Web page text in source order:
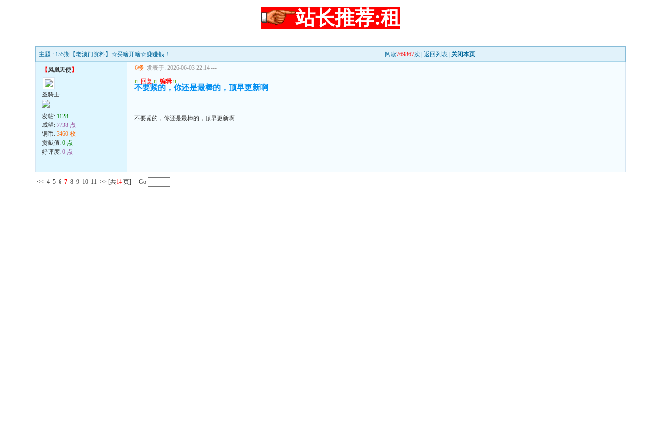
站长推荐:租
主题 : 155期【老澳门资料】☆买啥开啥☆赚赚钱！ 阅读769867次 | 返回列表 关闭本页
【凤凰天使】
圣骑士
发帖: 1128
威望: 7738 点
铜币: 3460 枚
贡献值: 0 点
好评度: 0 点
6楼 发表于: 2026-06-03 22:14 ---
u 回复 u 编辑 u
不要紧的，你还是最棒的，顶早更新啊
不要紧的，你还是最棒的，顶早更新啊
<< 4 5 6 7 8 9 10 11 >> [共14 页] Go